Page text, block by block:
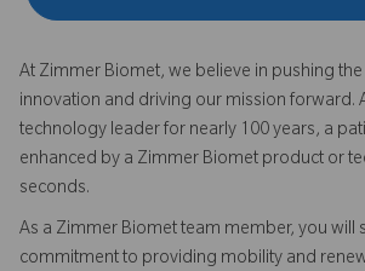
At Zimmer Biomet, we believe in pushing
innovation and driving our mission forward.
technology leader for nearly 100 years, a
enhanced by a Zimmer Biomet product or
seconds.
As a Zimmer Biomet team member, you will
commitment to providing mobility and